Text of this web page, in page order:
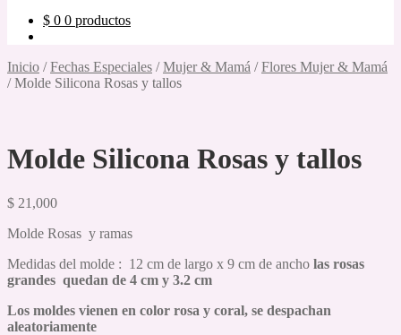
$ 0 0 productos
Inicio /Fechas Especiales /Mujer & Mamá /Flores Mujer & Mamá
/Molde Silicona Rosas y tallos
Molde Silicona Rosas y tallos
$ 21,000
Molde Rosas y ramas
Medidas del molde : 12 cm de largo x 9 cm de ancho las rosas
grandes quedan de 4 cm y 3.2 cm
Los moldes vienen en color rosa y coral, se despachan
aleatoriamente